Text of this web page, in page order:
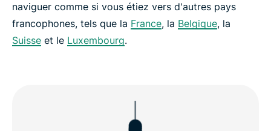
naviguer comme si vous étiez vers d'autres pays
francophones, tels que la France, la Belgique, la
Suisse et le Luxembourg.